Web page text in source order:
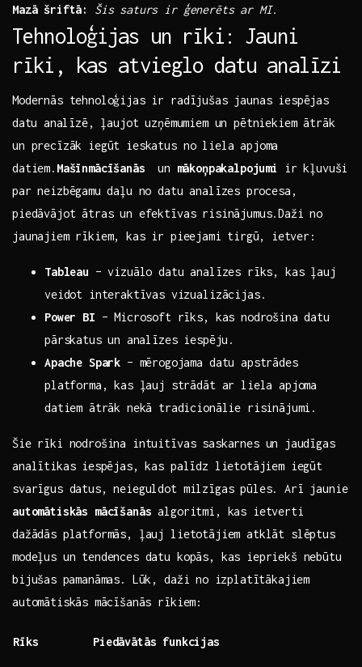
Mazā​ šriftā: Šis​ saturs ir ģenerēts ​ar MI.
Tehnoloģijas un rīki: ⁤Jauni
rīki, kas atvieglo datu analīzi
Modernās tehnoloģijas‍ ir radījušas jaunas iespējas
⁣datu⁢ analīzē, ļaujot ​uzņēmumiem un pētniekiem ātrāk
un precīzāk ‌iegūt ieskatus no ​liela apjoma
datiem. Mašīnmācīšanās ⁢ un⁢ mākoņpakalpojumi
ir kļuvuši
par neizbēgamu⁢ daļu no datu ‌analīzes ⁤procesa,
piedāvājot ātras un efektīvas risinājumus.Daži no⁣
jaunajiem rīkiem, kas ⁢ir pieejami ⁢tirgū,⁣ ietver:
Tableau – vizuālo datu analīzes rīks, kas ļauj
‍veidot interaktīvas vizualizācijas.
Power BI – Microsoft rīks, kas nodrošina datu
pārskatus un ⁤analīzes iespēju.
Apache Spark – mērogojama datu apstrādes
platforma, kas ​ļauj strādāt ar liela apjoma
datiem‍ ātrāk nekā tradicionālie risinājumi.
Šie rīki nodrošina intuitīvas saskarnes un ⁤jaudīgas
analītikas ⁤iespējas, kas palīdz lietotājiem iegūt‍
svarīgus datus, neieguldot milzīgas pūles. ‍Arī​ jaunie
automātiskās mācīšanās algoritmi,‍ kas ietverti‌
dažādās platformās, ļauj lietotājiem ​atklāt slēptus​
modeļus un​ tendences datu kopās, kas iepriekš nebūtu
bijušas⁣ pamanāmas.​ Lūk, daži⁣ no​ izplatītākajiem
automātiskās ⁤mācīšanās rīkiem:
Rīks Piedāvātās funkcijas